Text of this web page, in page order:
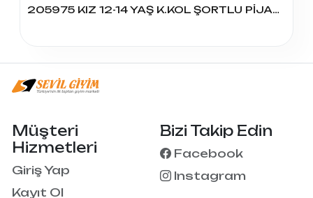
205975 KIZ 12-14 YAŞ K.KOL ŞORTLU PİJAMA TAKIM
Müşteri
Hizmetleri
Giriş Yap
Kayıt Ol
Bizi Takip Edin
Facebook
Instagram